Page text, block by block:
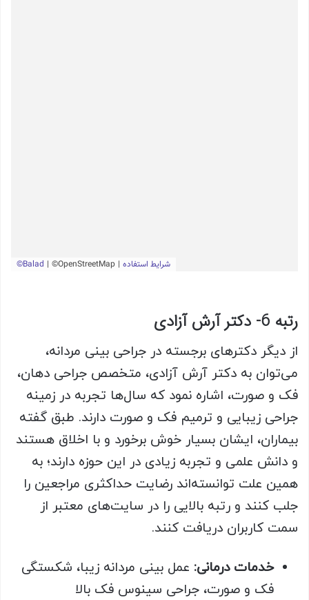
رتبه 6- دکتر آرش آزادی
از دیگر دکترهای برجسته در جراحی بینی مردانه،
می‌توان به دکتر آرش آزادی، متخصص جراحی دهان،
فک و صورت، اشاره نمود که سال‌ها تجربه در زمینه
جراحی زیبایی و ترمیم فک و صورت دارند. طبق گفته
بیماران، ایشان بسیار خوش برخورد و با اخلاق هستند
و دانش علمی و تجربه زیادی در این حوزه دارند؛ به
همین علت توانسته‌اند رضایت حداکثری مراجعین را
جلب کنند و رتبه بالایی را در سایت‌های معتبر از
سمت کاربران دریافت کنند.
خدمات درمانی: عمل بینی مردانه زیبا، شکستگی
فک و صورت، جراحی سینوس فک بالا